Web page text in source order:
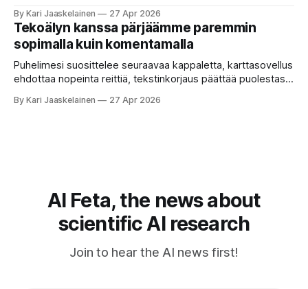
erilaisia komentoja, eikä mikään niistä oikein “puhu”
toistensa kanssa. Lopputulos on pienen palapelityön tulos.
Vuosia on ajateltu, että näin tämän kuuluukin mennä. Puhe
on sanoja ja lauseita – hyvin jäsenneltyä.
By Kari Jaaskelainen 27 Apr 2026
Tekoälyn kanssa pärjäämme paremmin
sopimalla kuin komentamalla
Puhelimesi suosittelee seuraavaa kappaletta, karttasovellus
ehdottaa nopeinta reittiä, tekstinkorjaus päättää puolestasi,
tottelee sinua sokeasti. Useammin huomaat itse
By Kari Jaaskelainen 27 Apr 2026
AI Feta, the news about
scientific AI research
Join to hear the AI news first!